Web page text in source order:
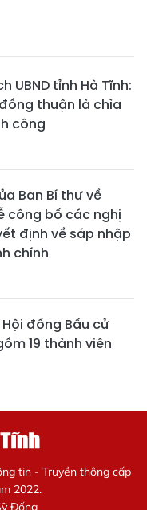
UBND tỉnh Hà Tĩnh:
thuận là chìa
công
Ban Bí thư về
công bố các nghị
định về sáp nhập
chính
đồng Bầu cử
19 thành viên
tin - Truyền thông cấp
2022.
Đống